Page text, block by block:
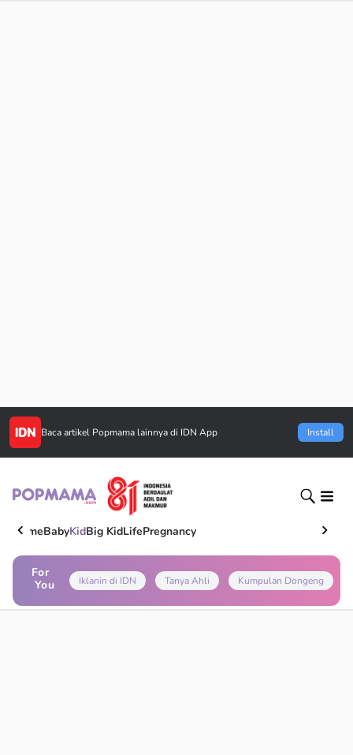
Baca artikel Popmama lainnya di IDN App Install
HomeBabyKidBig KidLifePregnancy
For
You
Iklanin di IDN Tanya Ahli Kumpulan Dongeng